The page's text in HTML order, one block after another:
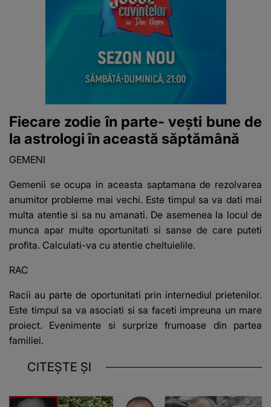
Fiecare zodie în parte- vești bune de
la astrologi în această săptămână
GEMENI
Gemenii se ocupa in aceasta saptamana de rezolvarea
anumitor probleme mai vechi. Este timpul sa va dati mai
multa atentie si sa nu amanati. De asemenea la locul de
munca apar multe oportunitati si sanse de care puteti
profita. Calculati-va cu atentie cheltuielile.
RAC
Racii au parte de oportunitati prin internediul prietenilor.
Este timpul sa va asociati si sa faceti impreuna un mare
proiect. Evenimente si surprize frumoase din partea
familiei.
CITEȘTE ȘI